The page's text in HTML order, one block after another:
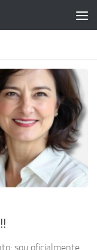
sou oficialmente